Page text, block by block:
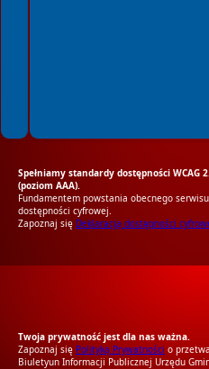
Spełniamy standardy dostępności WCAG
(poziom AAA).
Fundamentem powstania obecnego
dostępności cyfrowej.
Zapoznaj się Deklaracją dostępności
Twoja prywatność jest dla nas ważna.
Zapoznaj się Polityką Prywatności o
Biuletyun Informacji Publicznej Urzędu